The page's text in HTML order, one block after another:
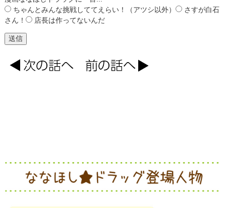
ちゃんとみんな挑戦しててえらい！（アツシ以外）
さすが白石
さん！
店長は作ってないんだ